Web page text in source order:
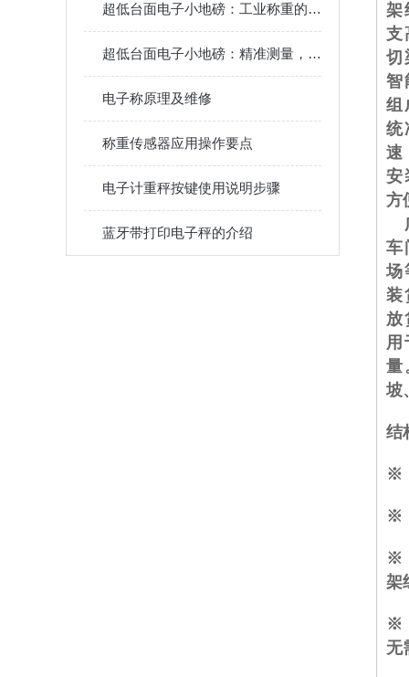
超低台面电子小地磅：工业称重的紧凑解决方案
超低台面电子小地磅：精准测量，无处不在
电子称原理及维修
称重传感器应用操作要点
电子计重秤按键使用说明步骤
蓝牙带打印电子秤的介绍
架
支
切
智
组
统
速
安
方
车
场
装
放
用
量
坡
结
※
※
※
架
※
无